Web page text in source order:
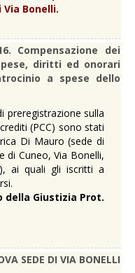
Bonelli.
Compensazione dei
diritti ed onorari
a spese dello
preregistrazione sulla
(PCC) sono stati
Di Mauro (sede di
di Cuneo, Via Bonelli,
ai quali gli iscritti a
della Giustizia Prot.
SEDE DI VIA BONELLI